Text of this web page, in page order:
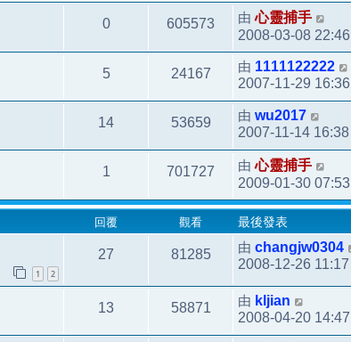
0 605573 由心靈捕手
2008-03-08 22:46
5 24167 由 1111122222
2007-11-29 16:36
14 53659 由 wu2017
2007-11-14 16:38
1 701727 由心靈捕手
2009-01-30 07:53
回覆 觀看 最後發表
1 2
27 81285 由 changjw0304
2008-12-26 11:17
13 58871 由 kljian
2008-04-20 14:47